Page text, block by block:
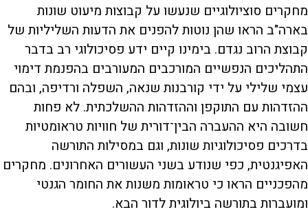
מחקרים סוציולוגיים שנעשו על קבוצות מיעוט שונות
בארה"ב הראו שהן נוטות להפנים את הדעות השליליות של
קבוצת הרוב נגדם. בימינו קיים ידע פסיכולוגי רב בדבר
התהליכים הנפשיים המורכבים המעורבים בהפנמת דימוי
עצמי שלילי על ידי קורבנות שנאה, השפלה ורדיפה, ובהם
ההזדהות עם התוקפן וההזדהות ההשלכתית. לא פחות
חשובה היא ההעברה הבין־דורית של חוויות טראומטיות
בדרכים פסיכולוגיות שונות, וגם במסילות התורשה
האפיגנטית, כפי שנודע בשני העשורים האחרונים. מחקרים
מהפכניים הראו כי טראומות משנות את החומר הגנטי
ומועברות בתורשה ביולוגית לדור הבא.